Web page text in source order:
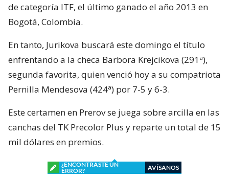
de categoría ITF, el último ganado el año 2013 en
Bogotá, Colombia.
En tanto, Jurikova buscará este domingo el título
enfrentando a la checa Barbora Krejcikova (291ª),
segunda favorita, quien venció hoy a su compatriota
Pernilla Mendesova (424ª) por 7-5 y 6-3.
Este certamen en Prerov se juega sobre arcilla en las
canchas del TK Precolor Plus y reparte un total de 15
mil dólares en premios.
¿ENCONTRASTE UN
ERROR?
AVÍSANOS